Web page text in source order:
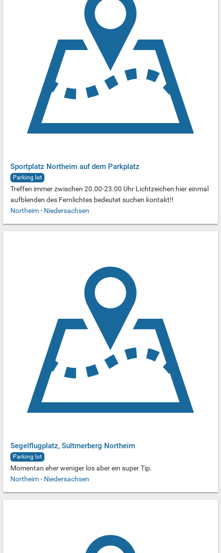
Sportplatz Northeim auf dem Parkplatz
Parking lot
Treffen immer zwischen 20.00-23.00 Uhr Lichtzeichen hier einmal
aufblenden des Fernlichtes bedeutet suchen kontakt!!
Northeim- Niedersachsen
Segelflugplatz, Sultmerberg Northeim
Parking lot
Momentan eher weniger los aber ein super Tip.
Northeim- Niedersachsen